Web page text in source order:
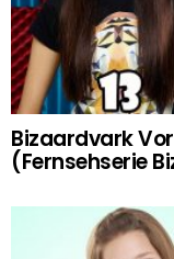
Bizaardvark
(Fernsehserie